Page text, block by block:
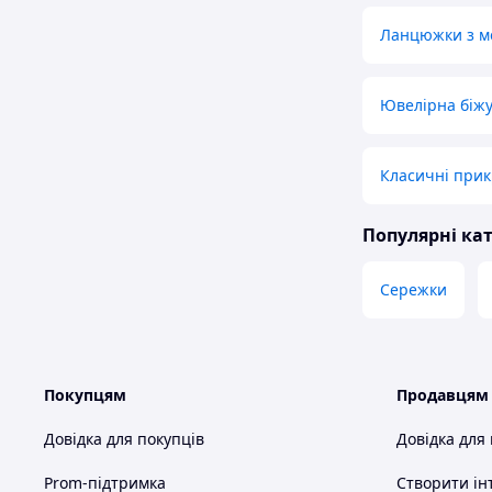
Ланцюжки з
Ювелірна
Класичні
Популярні
Сережки
Покупцям
Довідка для покупців
Prom-підтримка
Продавцям
Довідка для
Створити